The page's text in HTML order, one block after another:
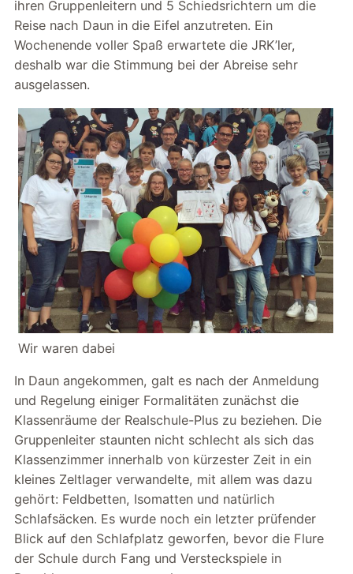
ihren Gruppenleitern und 5 Schiedsrichtern um die
Reise nach Daun in die Eifel anzutreten. Ein
Wochenende voller Spaß erwartete die JRK’ler,
deshalb war die Stimmung bei der Abreise sehr
ausgelassen.
Wir waren dabei
In Daun angekommen, galt es nach der Anmeldung
und Regelung einiger Formalitäten zunächst die
Klassenräume der Realschule-Plus zu beziehen. Die
Gruppenleiter staunten nicht schlecht als sich das
Klassenzimmer innerhalb von kürzester Zeit in ein
kleines Zeltlager verwandelte, mit allem was dazu
gehört: Feldbetten, Isomatten und natürlich
Schlafsäcken. Es wurde noch ein letzter prüfender
Blick auf den Schlafplatz geworfen, bevor die Flure
der Schule durch Fang und Versteckspiele in